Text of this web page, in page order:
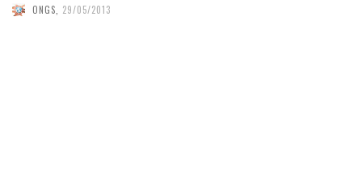
ONGS 29/05/2013